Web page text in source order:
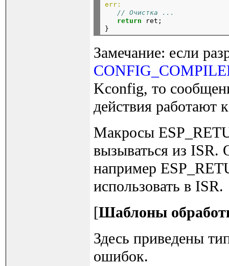
err:
// Очистка ...
return ret;
Замечание: если
Kconfig, то
действия работают
Макросы
вызываться из ISR.
например
использовать в ISR.
[Шаблоны
Здесь приведены
ошибок.